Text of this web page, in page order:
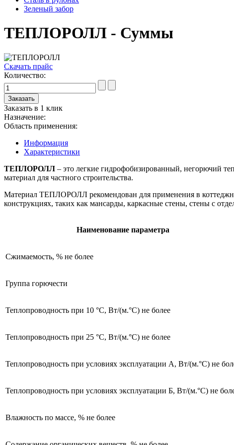
Зеленый забор
ТЕПЛОРОЛЛ - Суммы
Скачать прайс
Количество:
Заказать в 1 клик
Назначение:
Область применения:
Информация
Характеристики
ТЕПЛОРОЛЛ – это легкие гидрофобизированный, негорючий
материал для частного строительства.
Материал ТЕПЛОРОЛЛ рекомендован для применения в
конструкциях, таких как мансарды, каркасные стены, стены с
Наименование параметра
Сжимаемость, % не более
Группа горючести
Теплопроводность при 10 °С, Вт/(м.°C) не более
Теплопроводность при 25 °С, Вт/(м.°C) не более
Теплопроводность при условиях эксплуатации А, Вт/(м.°C) не
Теплопроводность при условиях эксплуатации Б, Вт/(м.°C) не
Влажность по массе, % не более